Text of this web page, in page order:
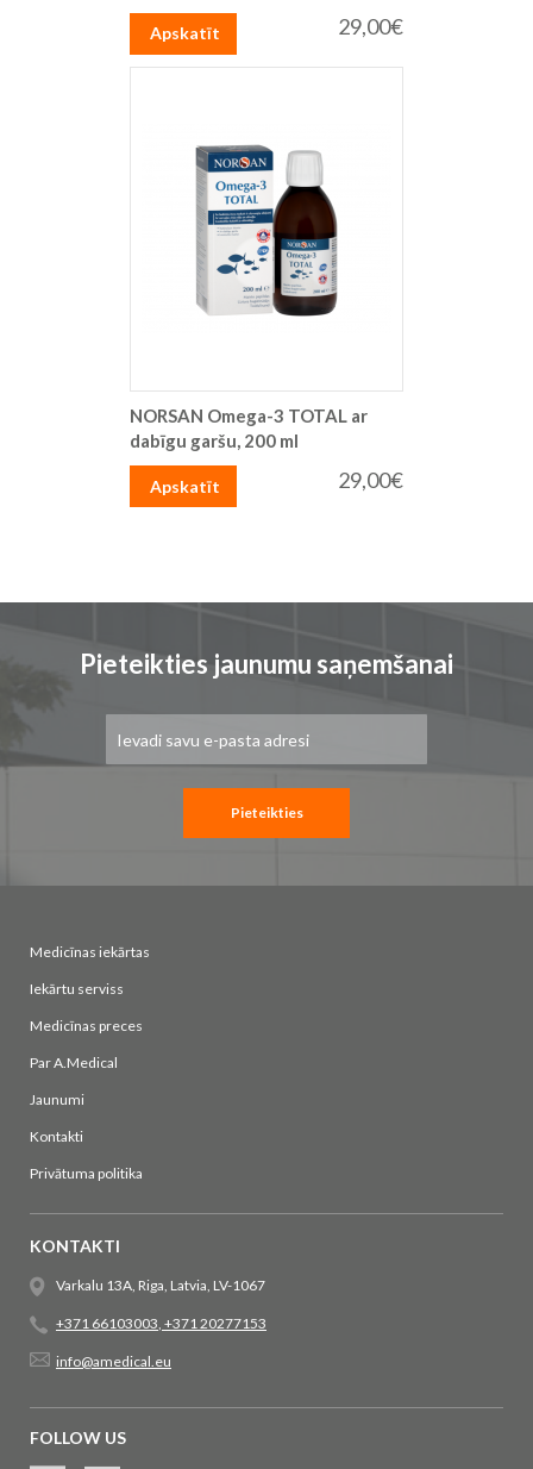
29,00€
Apskatīt
NORSAN Omega-3 TOTAL ar
dabīgu garšu, 200 ml
29,00€
Apskatīt
Pieteikties jaunumu saņemšanai
saņemšanai:
Pieteikties
Medicīnas iekārtas
Iekārtu serviss
Medicīnas preces
Par A.Medical
Jaunumi
Kontakti
Privātuma politika
KONTAKTI
Varkalu 13A, Riga, Latvia, LV-1067
+371 66103003, +371 20277153
info@amedical.eu
FOLLOW US